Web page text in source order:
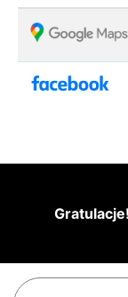
Gratulacje!